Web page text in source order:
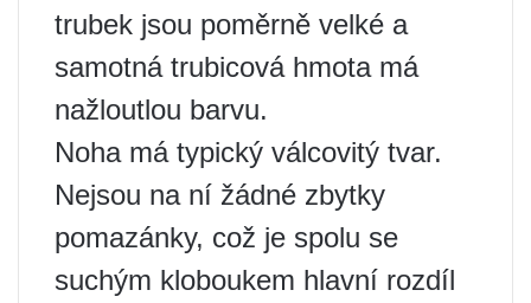
trubek jsou poměrně velké a
samotná trubicová hmota má
nažloutlou barvu.
Noha má typický válcovitý tvar.
Nejsou na ní žádné zbytky
pomazánky, což je spolu se
suchým kloboukem hlavní rozdíl